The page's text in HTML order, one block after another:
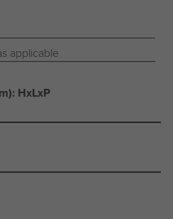
applicable
HxLxP